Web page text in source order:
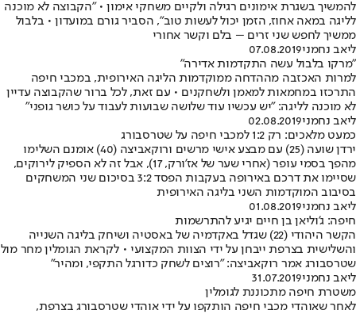
להמשיך בשגרת אימונים רגילה ולקיים משחקי אימון • "הקבוצה לא מוכנה
לליגה במאה אחוז, הזמן יכול לעשות טוב", הסביר גורם במועדון • בלבול
ממשיך לחפש שני זרים – בלם וקשר אחורי
ליאב נחמני07.08.2019
"מרקו בלבול עשה התקדמות אדירה"
למרות האכזבה מההדחה ממוקדמות הליגה האירופית, במכבי חיפה
התרכזו במחמאות למאמן ולשחקנים • עם זאת, לכל ברור שהקבוצה עדיין
לא מוכנה לליגה: "יש עכשיו עוד שלושה שבועות לעבוד על כושר גופני"
ליאב נחמני02.08.2019
כמעט מלאכים: רק 1:2 למכבי חיפה על שטרסבורג
ירדן שועה (25) עם מבצע אישי מרשים ורוקאביצה (40) אומנם השלימו
מהפך בסמי עופר (אחרי שער של אז'ורק, 17), אבל זה לא הספיק לירוקים,
שסיימו את דרכם באירופה בעקבות הפסד 3:2 בסיכום שני המשחקים
בסיבוב המוקדמות השני בליגה האירופית
ליאב נחמני01.08.2019
חיפה: ג'וליאן בן חיים יגיע להתרשמות
הקשר היהודי (22) שגדל באקדמיה של באסטיה ושיחק בליגה השנייה
והשלישית בצרפת ייבחן על ידי הצוות המקצועי • לקראת הגומלין מחר מול
שטרסבורג אמר רוקאביצה: "רוצים לשחק כדורגל התקפי, ומהיר"
ליאב נחמני31.07.2019
משטרת חיפה מתכוננת לגומלין
לאחר שאוהדי מכבי חיפה הותקפו על ידי אוהדי שטרסבורג בצרפת,